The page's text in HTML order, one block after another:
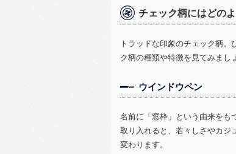
チェック柄にはどの
トラッドな印象のチェック柄
ク柄の種類や特徴を見てみまし
ウインドウペン
名前に「窓枠」という由来をも
取り入れると、若々しさやカジ
変わります。